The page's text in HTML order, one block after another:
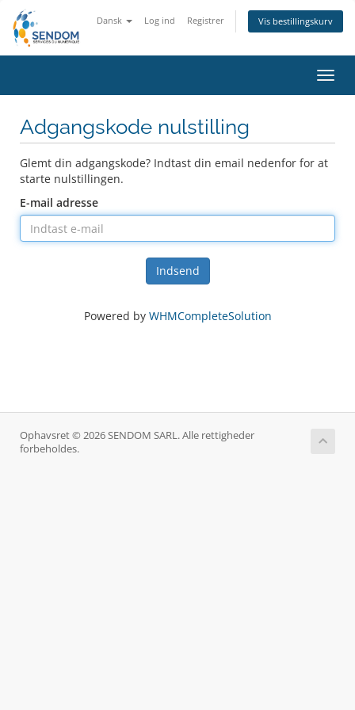
Dansk Log ind Registrer Vis bestillingskurv
Skift
Adgangskode nulstilling
Glemt din adgangskode? Indtast din email nedenfor for at
starte nulstillingen.
E-mail adresse
Indsend
Powered by WHMCompleteSolution
Ophavsret © 2026 SENDOM SARL. Alle rettigheder
forbeholdes.